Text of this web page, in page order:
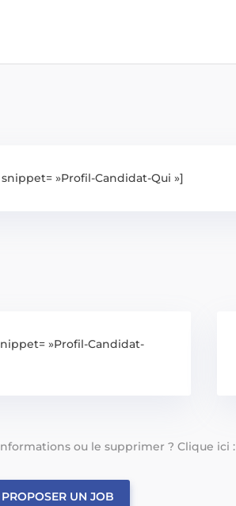
»Profil-Candidat-Qui »]
»Profil-Candidat-
ou le supprimer ? Clique ici :
PROPOSER UN JOB